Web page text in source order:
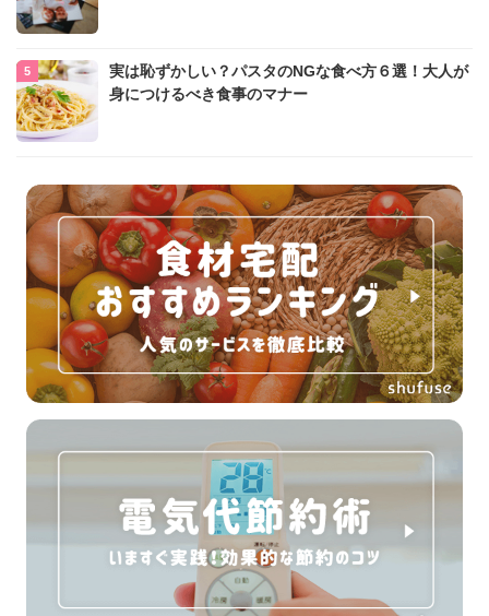
実は恥ずかしい？パスタのNGな食べ方６選！大人が
身につけるべき食事のマナー